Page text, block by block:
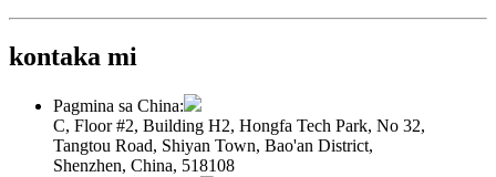
kontaka mi
Pagmina sa China:
C, Floor #2, Building H2, Hongfa Tech Park, No 32,
Tangtou Road, Shiyan Town, Bao'an District,
Shenzhen, China, 518108